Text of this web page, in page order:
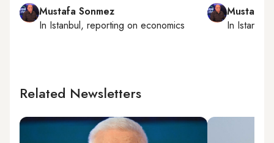
Mustafa Sonmez
In Istanbul, reporting on economics
Mustafa
In Istanbul
Related Newsletters